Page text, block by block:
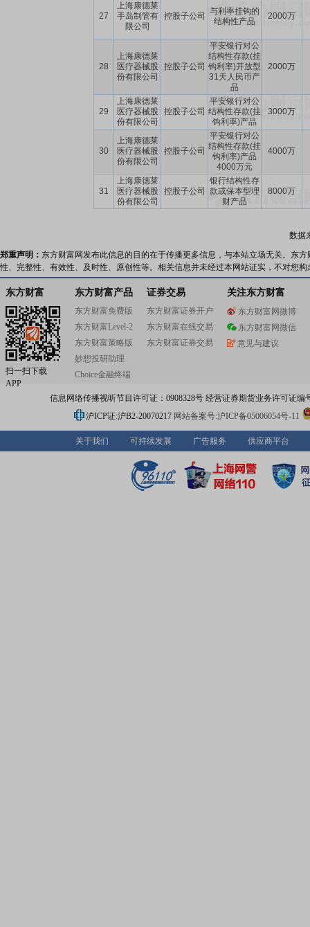
27
上海康德莱
手岛制管有
限公司
控股子公司
与利率挂钩的
结构性产品
2000万
28
上海康德莱
医疗器械股
份有限公司
控股子公司
平安银行对公
结构性存款(挂
钩利率)开放型
31天人民币产
品
2000万
29
上海康德莱
医疗器械股
份有限公司
控股子公司
平安银行对公
结构性存款(挂
钩利率)产品
3000万
30
上海康德莱
医疗器械股
份有限公司
控股子公司
平安银行对公
结构性存款(挂
钩利率)产品
4000万元
4000万
31
上海康德莱
医疗器械股
份有限公司
控股子公司
银行结构性存
款或保本型理
财产品
8000万
数据
郑重声明： 东方财富网发布此信息的目的在于传播更多信息，与本站立场无关。东
性、完整性、有效性、及时性、原创性等。相关信息并未经过本网站证实，不对您
东方财富
扫一扫下载
APP
东方财富产品
东方财富免费版
东方财富Level-2
东方财富策略版
妙想投研助理
Choice金融终端
证券交易
东方财富证券开户
东方财富在线交易
东方财富证券交易
关注东方财富
东方财富网微博
东方财富网微信
意见与建议
信息网络传播视听节目许可证：0908328号 经营证券期货业务许可证编
沪ICP证:沪B2-20070217 网站备案号:沪ICP备05006054号-11
关于我们 可持续发展 广告服务 供应商平台